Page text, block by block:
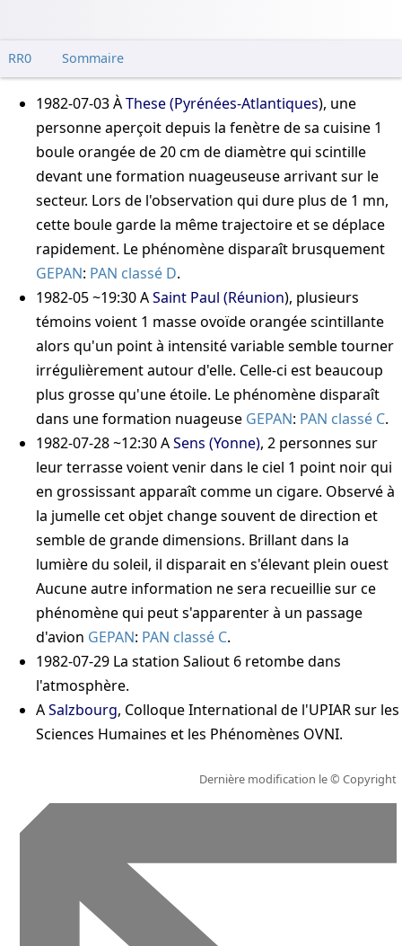
RR0 Sommaire
1982-07-03ÀThese (Pyrénées-Atlantiques), une
personne aperçoit depuis la fenètre de sa cuisine 1
boule orangée de 20 cm de diamètre qui scintille
devant une formation nuageuseuse arrivant sur le
secteur. Lors de l'observation qui dure plus de 1 mn,
cette boule garde la même trajectoire et se déplace
rapidement. Le phénomène disparaît brusquement
GEPAN: PAN classé D.
1982-05 ~19:30ASaint Paul (Réunion), plusieurs
témoins voient 1 masse ovoïde orangée scintillante
alors qu'un point à intensité variable semble tourner
irrégulièrement autour d'elle. Celle-ci est beaucoup
plus grosse qu'une étoile. Le phénomène disparaît
dans une formation nuageuse GEPAN: PAN classé C.
1982-07-28 ~12:30ASens (Yonne), 2 personnes sur
leur terrasse voient venir dans le ciel 1 point noir qui
en grossissant apparaît comme un cigare. Observé à
la jumelle cet objet change souvent de direction et
semble de grande dimensions. Brillant dans la
lumière du soleil, il disparait en s'élevant plein ouest
Aucune autre information ne sera recueillie sur ce
phénomène qui peut s'apparenter à un passage
d'avion GEPAN: PAN classé C.
1982-07-29 La station Saliout 6 retombe dans
l'atmosphère.
ASalzbourg, Colloque International de l'UPIAR sur les
Sciences Humaines et les Phénomènes OVNI.
Dernière modification le© Copyright